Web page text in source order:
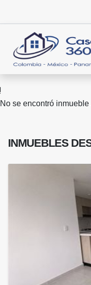
No se encontró inmueble
INMUEBLES